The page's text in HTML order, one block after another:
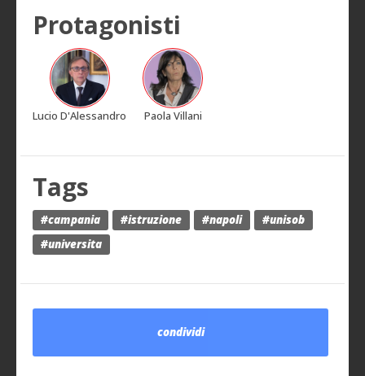
Protagonisti
Lucio D'Alessandro Paola Villani
Tags
#campania #istruzione #napoli
#unisob
#universita
condividi